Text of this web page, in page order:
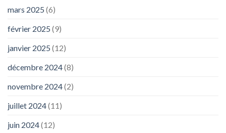
mars 2025 (6)
février 2025 (9)
janvier 2025 (12)
décembre 2024(8)
novembre 2024(2)
juillet 2024(11)
juin 2024(12)